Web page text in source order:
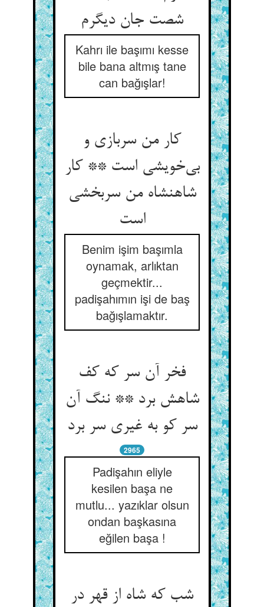
شصت جان دیگرم
Kahrı ile başımı kesse
bile bana altmış tane
can bağışlar!
کار من سربازی و
بی‌خویشی است ** کار
شاهنشاه من سربخشی
است
Benim işim başımla
oynamak, arlıktan
geçmektir...
padişahımın işi de baş
bağışlamaktır.
فخر آن سر که کف
شاهش برد ** ننگ آن
سر کو به غیری سر برد
2965
Padişahın eliyle
kesilen başa ne
mutlu... yazıklar olsun
ondan başkasına
eğilen başa !
شب که شاه از قهر در